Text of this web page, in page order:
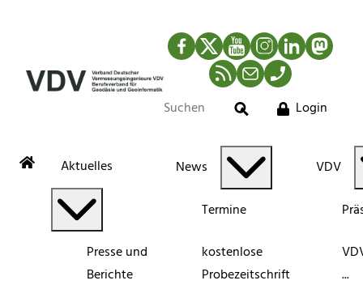
Facebook
TwitterYouTubeInstagram
LinkedIn
RSS-Newsfeed
MailTelefon
Suche
Login
Aktuelles
Presse und
Berichte
News
Termine
kostenlose
Probezeitschrift
VDV
...